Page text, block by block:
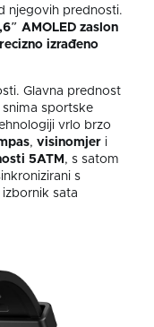
njegovih prednosti.
AMOLED zaslon
izrađeno
Glavna prednost
sportske
vrlo brzo
, visinomjer i
5ATM , s satom
s
sata